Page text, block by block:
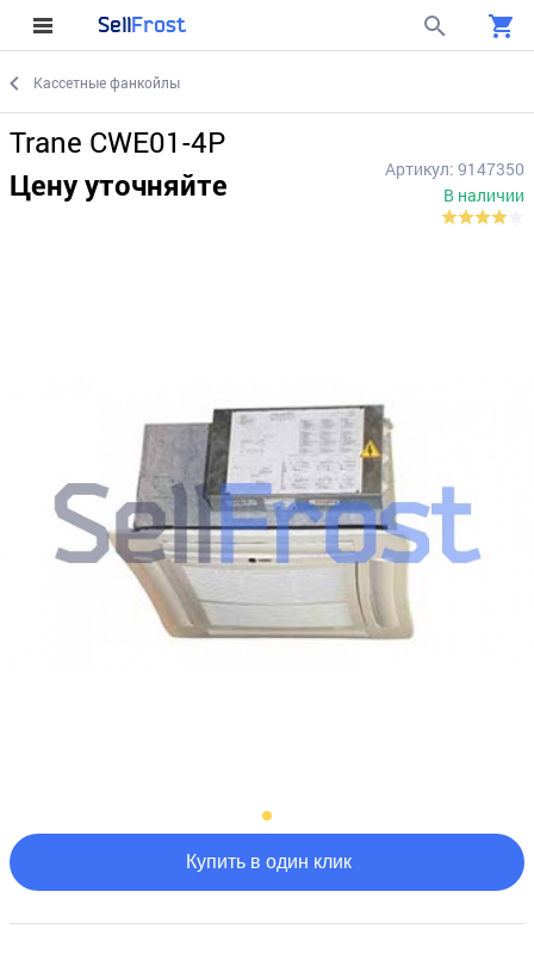
SellFrost
Кассетные фанкойлы
Trane CWE01-4P
Цену уточняйте
Артикул: 9147350
В наличии
Купить в один клик